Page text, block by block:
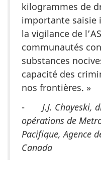
kilogrammes de
importante saisie
la vigilance de
communautés
substances
capacité des
nos frontières. »
- J.J. Chayeski,
opérations de
Pacifique, Agence
Canada